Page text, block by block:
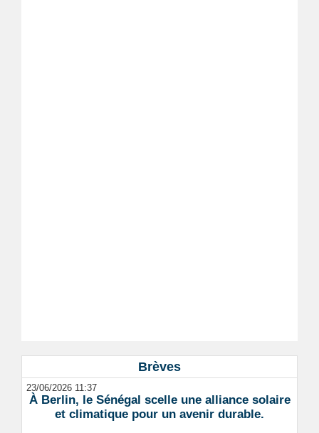
Brèves
23/06/2026 11:37
À Berlin, le Sénégal scelle une alliance solaire
et climatique pour un avenir durable.